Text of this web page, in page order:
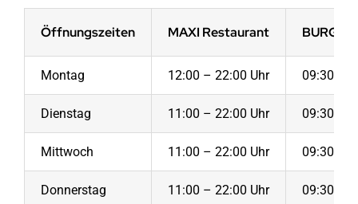
Öffnungszeiten MAXI Restaurant
Montag 12:00 – 22:00 Uhr 09:30 –
Dienstag 11:00 – 22:00 Uhr 09:30 –
Mittwoch 11:00 – 22:00 Uhr 09:30 –
Donnerstag 11:00 – 22:00 Uhr 09:30 –